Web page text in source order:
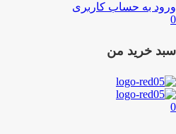
ورود به حساب کاربری
0
سبد خرید من
0